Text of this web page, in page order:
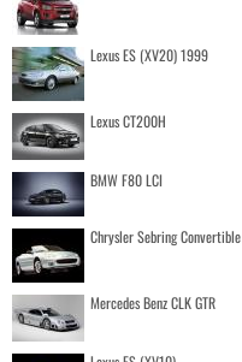
Lexus ES (XV20) 1999
Lexus CT200H
BMW F80 LCI
Chrysler Sebring Convertible
Mercedes Benz CLK GTR